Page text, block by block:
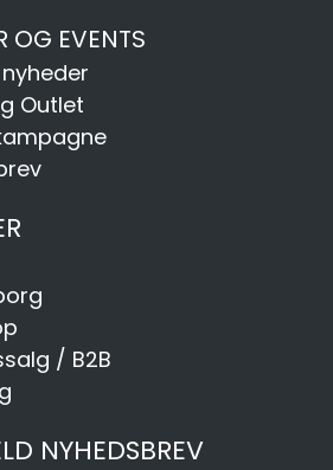
OG EVENTS
Outlet
/ B2B
NYHEDSBREV